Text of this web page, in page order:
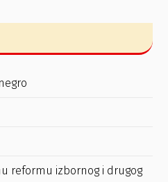
reformu izbornog i drugog